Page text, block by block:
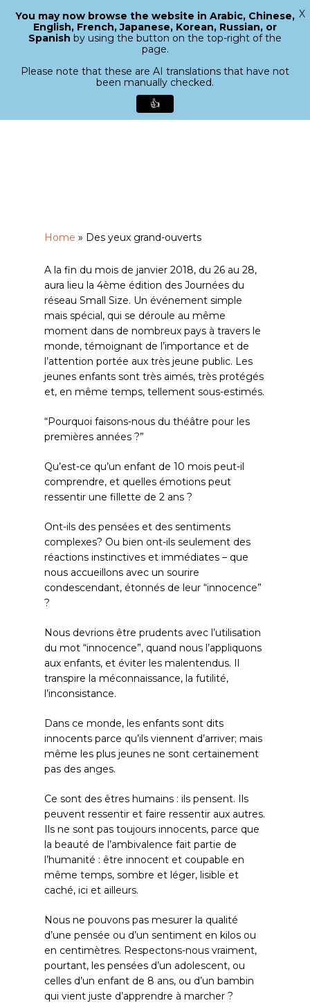
search
Menu
Home » Des yeux grand-ouverts
A la fin du mois de janvier 2018, du 26 au 28,
aura lieu la 4ème édition des Journées du
réseau Small Size. Un événement simple
mais spécial, qui se déroule au même
moment dans de nombreux pays à travers le
monde, témoignant de l’importance et de
l’attention portée aux très jeune public. Les
jeunes enfants sont très aimés, très protégés
et, en même temps, tellement sous-estimés.
“Pourquoi faisons-nous du théâtre pour les
premières années ?”
Qu’est-ce qu’un enfant de 10 mois peut-il
comprendre, et quelles émotions peut
ressentir une fillette de 2 ans ?
Ont-ils des pensées et des sentiments
complexes? Ou bien ont-ils seulement des
réactions instinctives et immédiates – que
nous accueillons avec un sourire
condescendant, étonnés de leur “innocence”
?
Nous devrions être prudents avec l’utilisation
du mot “innocence”, quand nous l’appliquons
aux enfants, et éviter les malentendus. Il
transpire la méconnaissance, la futilité,
l’inconsistance.
Dans ce monde, les enfants sont dits
innocents parce qu’ils viennent d’arriver; mais
même les plus jeunes ne sont certainement
pas des anges.
Ce sont des êtres humains : ils pensent. Ils
peuvent ressentir et faire ressentir aux autres.
Ils ne sont pas toujours innocents, parce que
la beauté de l’ambivalence fait partie de
l’humanité : être innocent et coupable en
même temps, sombre et léger, lisible et
caché, ici et ailleurs.
Nous ne pouvons pas mesurer la qualité
d’une pensée ou d’un sentiment en kilos ou
en centimètres. Respectons-nous vraiment,
pourtant, les pensées d’un adolescent, ou
celles d’un enfant de 8 ans, ou d’un bambin
qui vient juste d’apprendre à marcher ?
Close
You may now browse the website in Arabic, Chinese,
English, French, Japanese, Korean, Russian, or
Spanish by using the button on the top-right of the
page.
Please note that these are AI translations that have not
been manually checked.
👍
X